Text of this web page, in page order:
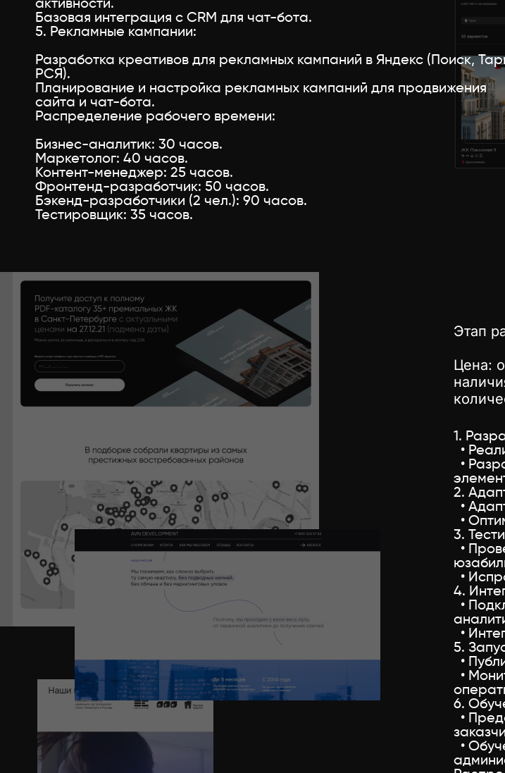
Базовая интеграция с CRM для чат-бота.
5. Рекламные кампании:
Разработка креативов для рекламных кампаний в Яндекс (Поиск,
РСЯ).
Планирование и настройка рекламных кампаний для продвижения
сайта и чат-бота.
Распределение рабочего времени:
Бизнес-аналитик: 30 часов.
Маркетолог: 40 часов.
Контент-менеджер: 25 часов.
Фронтенд-разработчик: 50 часов.
Бэкенд-разработчики (2 чел.): 90 часов.
Тестировщик: 35 часов.
Этап
Цена:
1.
•
•
2.
•
•
3.
•
•
4.
•
•
5.
•
•
6.
•
•